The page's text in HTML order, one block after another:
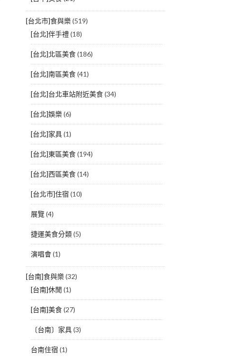
[台北市]食與樂(519)
[台北]伴手禮(18)
[台北]北區美食(186)
[台北]南區美食(41)
[台北]台北車站附近美食(34)
[台北]娛樂(6)
[台北]家具(1)
[台北]東區美食(194)
[台北]西區美食(14)
[台北市]住宿 (10)
展覽(4)
捷運美食分類(5)
演唱會(1)
[台南]食與樂(32)
[台南]休閒 (1)
[台南]美食(27)
〔台南〕家具(3)
台南住宿 (1)